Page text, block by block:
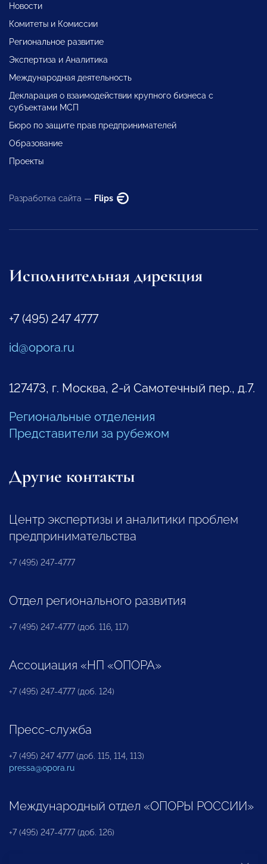
Новости
Комитеты и Комиссии
Региональное развитие
Экспертиза и Аналитика
Международная деятельность
Декларация о взаимодействии крупного бизнеса с
субъектами МСП
Бюро по защите прав предпринимателей
Образование
Проекты
Разработка сайта — Flips
Исполнительная дирекция
+7 (495) 247 4777
id@opora.ru
127473, г. Москва, 2-й Самотечный пер., д.7.
Региональные отделения
Представители за рубежом
Другие контакты
Центр экспертизы и аналитики проблем
предпринимательства
+7 (495) 247-4777
Отдел регионального развития
+7 (495) 247-4777 (доб. 116, 117)
Ассоциация «НП «ОПОРА»
+7 (495) 247-4777 (доб. 124)
Пресс-служба
+7 (495) 247 4777 (доб. 115, 114, 113)
pressa@opora.ru
Международный отдел «ОПОРЫ РОССИИ»
+7 (495) 247-4777 (доб. 126)